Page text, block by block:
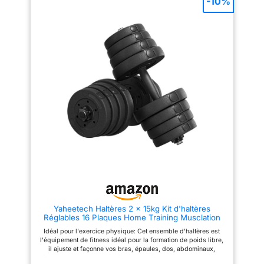
professionnels. 15 POIDS EN
UN : Concentrez-vous sur votre
forme grâce à notre système de
maintient les poids en place.
Réglez facilement le poids de
2,5 kg à 24 kg par incréments
précis (2,5 kg, 3,5 kg, 4,5 kg,
5,5 kg, 6,5 kg, 8 kg, 9 kg, 10
kg, 11,5 kg, 13,5 kg, 16 kg, 18
kg, 20,5 kg, 22,5 kg et 24 kg)
lorsque la poignée est
haltères par notre ensemble
compact et réglable qui permet
plus les laisser traîner par terre.
Conçu pour vous accompagner
tout au long de votre parcours
pour passer rapidement de 5 à
25 kg. Avec cet haltère
entraînements efficaces et bien
remplis Sécurité à Chaque
verrouillage à deux niveaux, les
poids restent fixés même lors
des mouvements. Vous ne
pouvez ajuster l'haltère réglable
que lorsqu'il est posé sur son
socle. Un système qui vous
permet d'avoir l'esprit tranquille
Mains Douces, Poids Forts ：La
poignée texturée en TPR offre
à réglage rapide favorise une
contrôlée Range Ordonné,
Toujours Prêt : Rangez
compact dans un coin discret.
Ils prennent moins de place
qu'une paire de chaussures et
Yaheetech Haltères 2 x 15kg Kit d'haltères
Réglables 16 Plaques Home Training Musclation
Idéal pour l'exercice physique: Cet ensemble d'haltères est
l'équipement de fitness idéal pour la formation de poids libre,
il ajuste et façonne vos bras, épaules, dos, abdominaux,